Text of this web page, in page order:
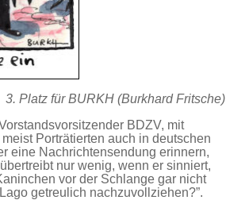
3. Platz für BURKH (Burkhard Fritsche)
BDZV, mit
Porträtierten auch in deutschen
eine Nachrichtensendung erinnern,
nur wenig, wenn er sinniert,
vor der Schlange gar nicht
getreulich nachzuvollziehen?”.